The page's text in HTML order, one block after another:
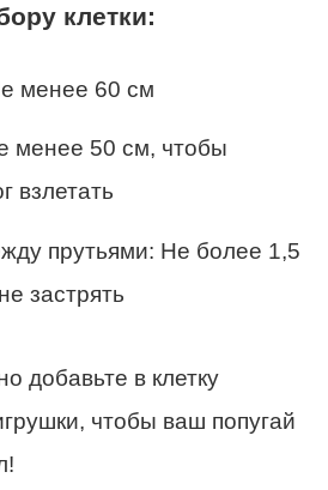
клетки:
менее 60 см
менее 50 см, чтобы
взлетать
прутьями: Не более 1,5
застрять
добавьте в клетку
чтобы ваш попугай